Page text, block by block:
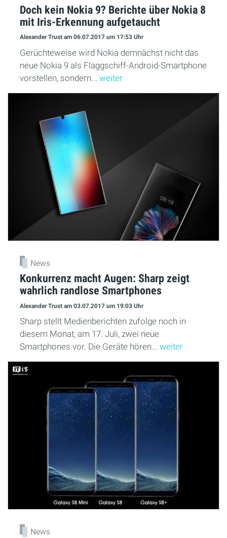
Doch kein Nokia 9? Berichte über Nokia 8
mit Iris-Erkennung aufgetaucht
Alexander Trust am 06.07.2017 um 17:53 Uhr
Gerüchteweise wird Nokia demnächst nicht das
neue Nokia 9 als Flaggschiff-Android-Smartphone
vorstellen, sondern... weiter
News
Konkurrenz macht Augen: Sharp zeigt
wahrlich randlose Smartphones
Alexander Trust am 03.07.2017 um 19:03 Uhr
Sharp stellt Medienberichten zufolge noch in
diesem Monat, am 17. Juli, zwei neue
Smartphones vor. Die Geräte hören... weiter
News